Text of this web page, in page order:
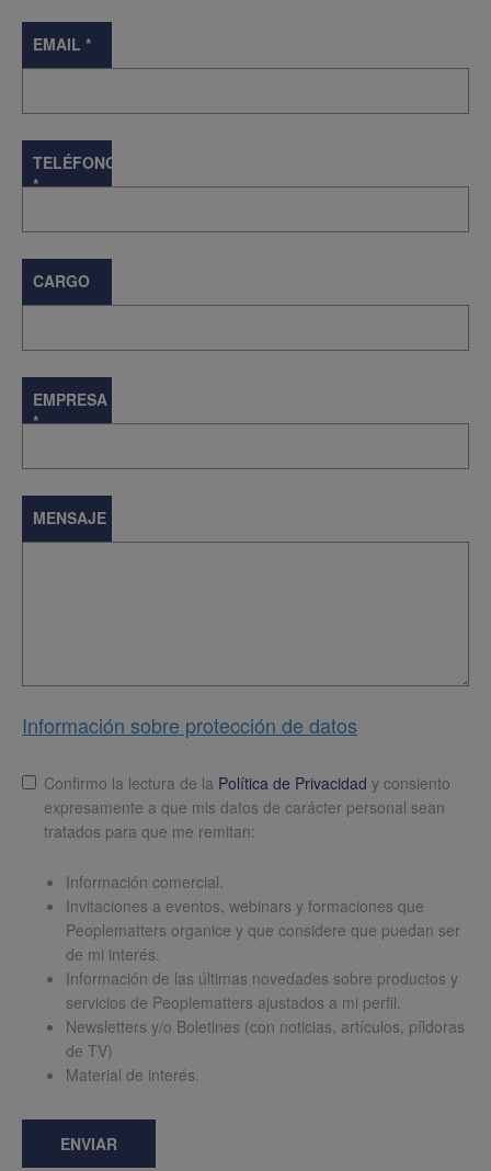
EMAIL *
TELÉFONO
*
CARGO
EMPRESA
*
MENSAJE
Información sobre protección de datos
LopdConfirmo la lectura de la Política de Privacidad y consiento
expresamente a que mis datos de carácter personal sean
tratados para que me remitan:
Información comercial.
Invitaciones a eventos, webinars y formaciones que
Peoplematters organice y que considere que puedan ser
de mi interés.
Información de las últimas novedades sobre productos y
servicios de Peoplematters ajustados a mi perfil.
Newsletters y/o Boletines (con noticias, artículos, píldoras
de TV)
Material de interés.
ENVIAR